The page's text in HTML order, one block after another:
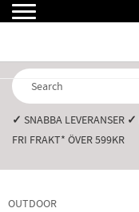
✓ SNABBA LEVERANSER️ ✓
FRI FRAKT* ÖVER 599KR️
OUTDOOR